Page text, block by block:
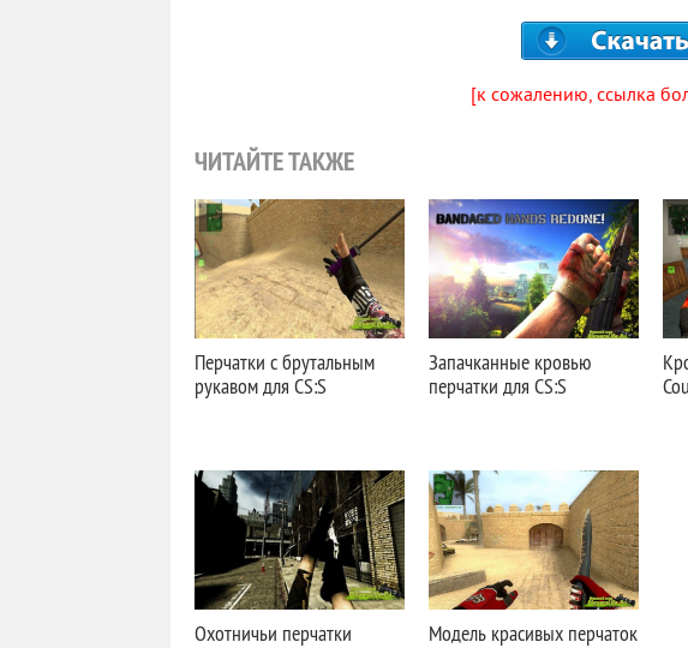
[к сожалению, ссылка
ЧИТАЙТЕ ТАКЖЕ
Перчатки с брутальным
рукавом для CS:S
Запачканные кровью
перчатки для CS:S
Охотничьи перчатки
Модель красивых перчаток